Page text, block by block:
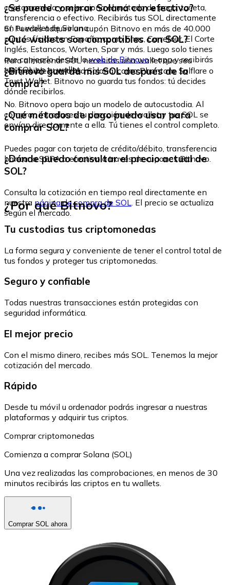
criptomoneda y selecciona el método de pago: tarjeta,
transferencia o efectivo. Recibirás tus SOL directamente
en tu wallet de Solana.
¿Se puede comprar Solana con efectivo?
Sí. Puedes adquirir un cupón Bitnovo en más de 40.000
puntos físicos en España, como Fnac, Carrefour, El Corte
Inglés, Estancos, Worten, Spar y más. Luego solo tienes
que canjearlo desde laweb de Bitnovoo app y recibirás
tus SOL en tu wallet.
¿Qué wallets son compatibles con SOL?
Para almacenar SOL necesitas una wallet que sea
compatible con la red Solana, como Phantom, Solflare o
Trust Wallet. Bitnovo no guarda tus fondos: tú decides
dónde recibirlos.
¿Bitnovo guarda mis SOL después de la
compra?
No. Bitnovo opera bajo un modelo de autocustodia. Al
comprar, introduces tu dirección de wallet y tus SOL se
envían directamente a ella. Tú tienes el control completo.
¿Qué métodos de pago puedo usar para
comprar SOL?
Puedes pagar con tarjeta de crédito/débito, transferencia
bancaria SEPA o efectivo a través de cupones Bitnovo.
¿Dónde puedo consultar el precio actual de
SOL?
Consulta la cotización en tiempo real directamente en
nuestra página de compra de SOL. El precio se actualiza
según el mercado.
¿Por qué Bitnovo?
Tu custodias tus criptomonedas
La forma segura y conveniente de tener el control total de
tus fondos y proteger tus criptomonedas.
Seguro y confiable
Todas nuestras transacciones están protegidas con
seguridad informática.
El mejor precio
Con el mismo dinero, recibes más SOL. Tenemos la mejor
cotización del mercado.
Rápido
Desde tu móvil u ordenador podrás ingresar a nuestras
plataformas y adquirir tus criptos.
Comprar criptomonedas
Comienza a comprar Solana (SOL)
Una vez realizadas las comprobaciones, en menos de 30
minutos recibirás las criptos en tu wallets.
Comprar SOL ahora